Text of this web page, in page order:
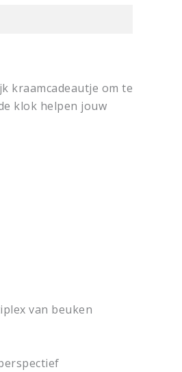
kraamcadeautje om te
klok helpen jouw
van beuken